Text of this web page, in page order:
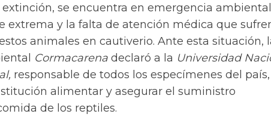
extinción, se encuentra en emergencia ambiental
extrema y la falta de atención médica que
animales en cautiverio. Ante esta situación,
Cormacarena declaró a la Universidad
responsable de todos los especímenes del
alimentar y asegurar el suministro
de los reptiles.